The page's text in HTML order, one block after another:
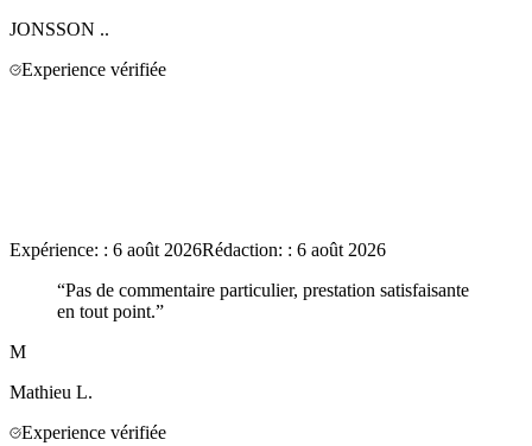
JONSSON ..
Experience vérifiée
Expérience: : 6 août 2026Rédaction: : 6 août 2026
“Pas de commentaire particulier, prestation satisfaisante
en tout point.”
M
Mathieu L.
Experience vérifiée